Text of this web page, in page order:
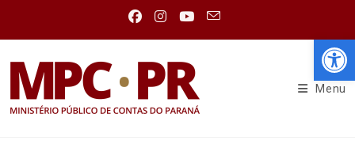
Menu